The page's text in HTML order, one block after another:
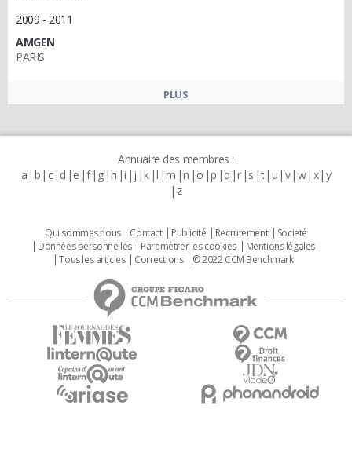
2009 - 2011
AMGEN
PARIS
PLUS
Annuaire des membres :
a b c d e f g h i j k l m n o p q r s t u v w x y
z
Qui sommes nous Contact Publicité Recrutement
Societé
Données personnelles
Paramétrer les cookies
Mentions légales
Tous les articles
Corrections © 2022 CCM Benchmark